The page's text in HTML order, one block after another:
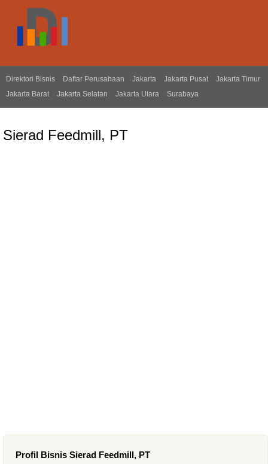
Direktori Bisnis Daftar Perusahaan Jakarta Jakarta Pusat
Jakarta Timur
Jakarta Barat
Jakarta Selatan Jakarta Utara Surabaya
Sierad Feedmill, PT
Profil Bisnis Sierad Feedmill, PT